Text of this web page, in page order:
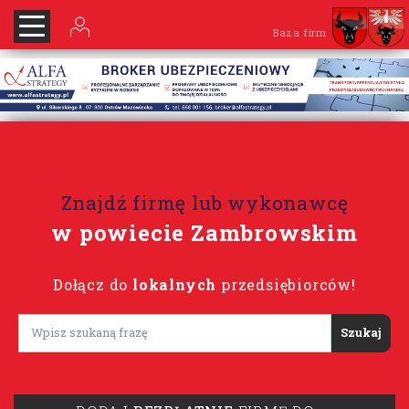
Baza firm
Znajdź firmę lub wykonawcę
w powiecie Zambrowskim
Dołącz do lokalnych przedsiębiorców!
Lorem ipsum